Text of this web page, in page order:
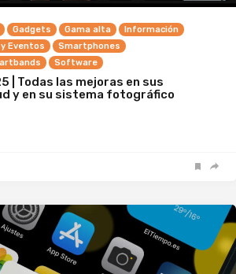
Gadgets Gama alta
Información
Eventos
Smartphones
Software
| Todas las mejoras en sus
y en su sistema fotográfico